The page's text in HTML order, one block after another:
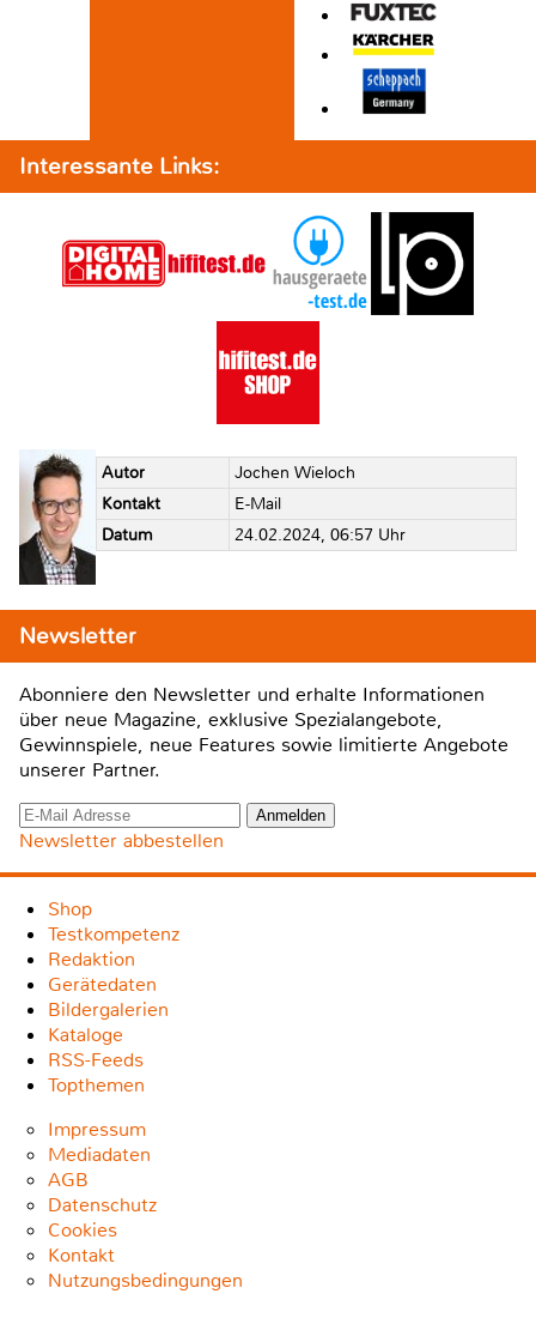
Interessante Links:
Autor
Jochen Wieloch
Kontakt
E-Mail
Datum
24.02.2024, 06:57 Uhr
Newsletter
Abonniere den Newsletter und erhalte Informationen
über neue Magazine, exklusive Spezialangebote,
Gewinnspiele, neue Features sowie limitierte Angebote
unserer Partner.
Newsletter abbestellen
Shop
Testkompetenz
Redaktion
Gerätedaten
Bildergalerien
Kataloge
RSS-Feeds
Topthemen
Impressum
Mediadaten
AGB
Datenschutz
Cookies
Kontakt
Nutzungsbedingungen